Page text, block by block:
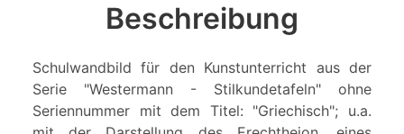
Beschreibung
Schulwandbild für den Kunstunterricht aus der
Serie "Westermann - Stilkundetafeln" ohne
Seriennummer mit dem Titel: "Griechisch"; u.a.